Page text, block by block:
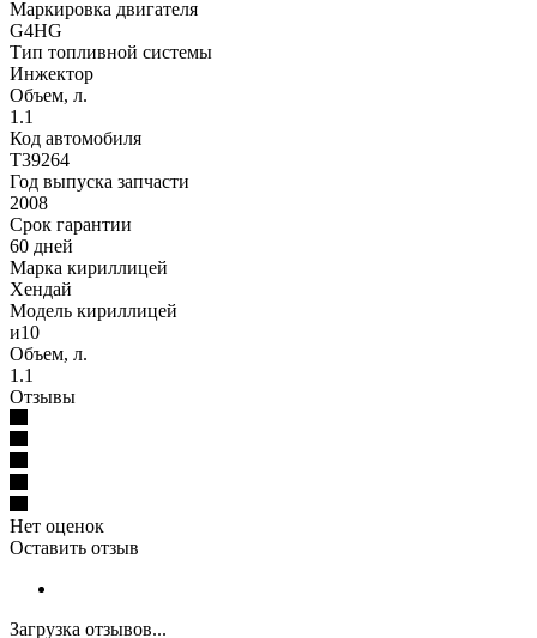
Маркировка двигателя
G4HG
Тип топливной системы
Инжектор
Объем, л.
1.1
Код автомобиля
T39264
Год выпуска запчасти
2008
Срок гарантии
60 дней
Марка кириллицей
Хендай
Модель кириллицей
и10
Объем, л.
1.1
Отзывы
Нет оценок
Оставить отзыв
Загрузка отзывов...